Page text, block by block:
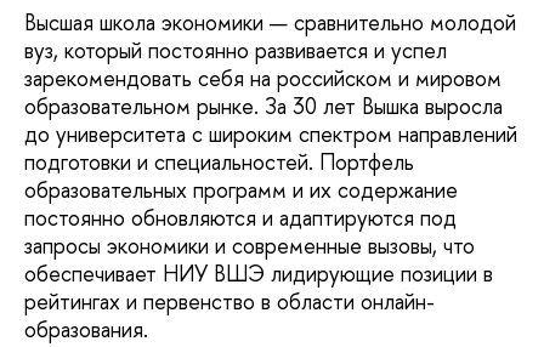
Высшая школа экономики — сравнительно молодой
вуз, который постоянно развивается и успел
зарекомендовать себя на российском и мировом
образовательном рынке. За 30 лет Вышка выросла
до университета с широким спектром направлений
подготовки и специальностей. Портфель
образовательных программ и их содержание
постоянно обновляются и адаптируются под
запросы экономики и современные вызовы, что
обеспечивает НИУ ВШЭ лидирующие позиции в
рейтингах и первенство в области онлайн-
образования.